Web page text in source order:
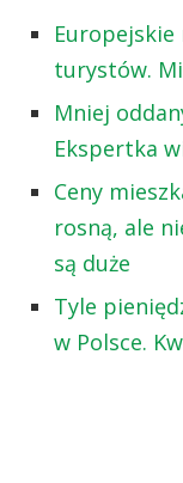
turystów.
Mniej
Ekspertka
Ceny
rosną, ale
są duże
Tyle
w Polsce.